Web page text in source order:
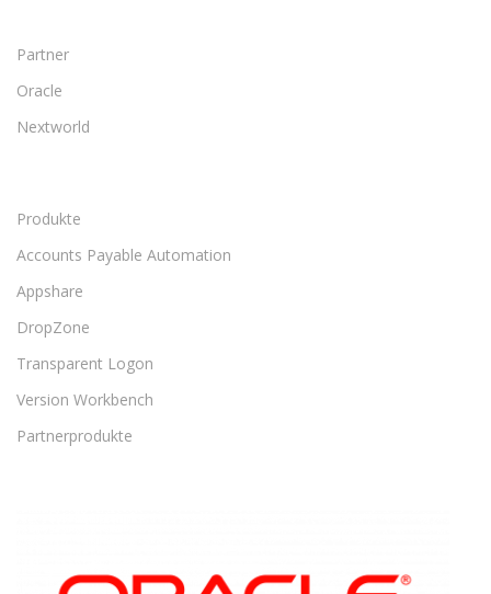
Partner
Oracle
Nextworld
Produkte
Accounts Payable Automation
Appshare
DropZone
Transparent Logon
Version Workbench
Partnerprodukte